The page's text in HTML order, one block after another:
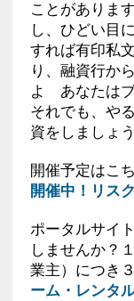
ことがありま
し、ひどい目
すれば有印私
り、融資行か
よ あなたは
それでも、や
資をしましょう
開催予定はこち
開催中！リス
ポータルサイ
しませんか？
業主）につき
ーム・レンタ